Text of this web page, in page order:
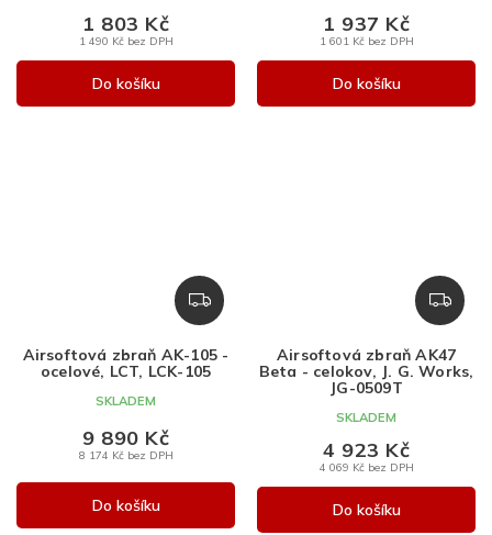
1 490 Kč bez DPH
1 803 Kč
Do košíku
1 601 Kč bez DPH
1 937 Kč
Do košíku
Z
D
R
Airsoftová zbraň AK-105 -
ocelové, LCT, LCK-105
SKLADEM
8 174 Kč bez DPH
9 890 Kč
Do košíku
Z
D
R
Airsoftová zbraň AK47
Beta - celokov, J. G. Works,
JG-0509T
SKLADEM
4 069 Kč bez DPH
4 923 Kč
Do košíku